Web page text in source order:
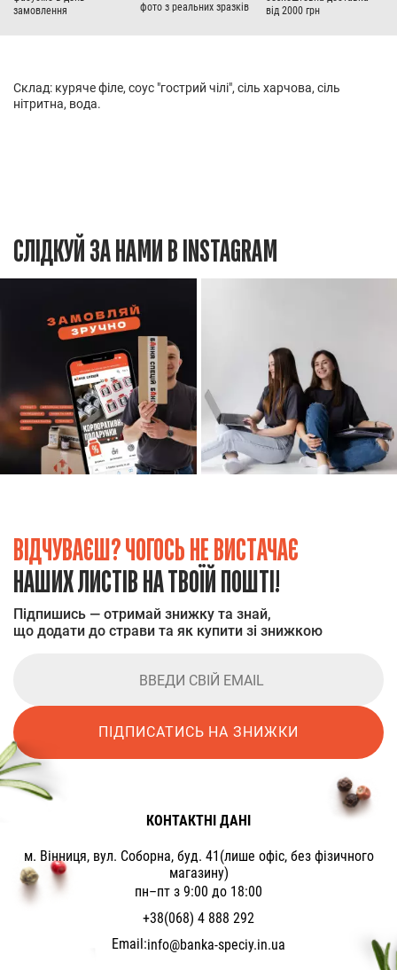
замовлення
фото з реальних зразків
від 2000 грн
Склад: куряче філе, соус "гострий чілі", сіль харчова, сіль
нітритна, вода.
СЛІДКУЙ ЗА НАМИ В INSTAGRAM
ВІДЧУВАЄШ? ЧОГОСЬ НЕ ВИСТАЧАЄ
НАШИХ ЛИСТІВ НА ТВОЇЙ ПОШТІ!
Підпишись — отримай знижку та знай,
що додати до страви та як купити зі знижкою
ПІДПИСАТИСЬ НА ЗНИЖКИ
КОНТАКТНІ ДАНІ
м. Вінниця, вул. Соборна, буд. 41(лише офіс, без фізичного
магазину)
пн–пт з 9:00 до 18:00
+38(068) 4 888 292
Email:info@banka-speciy.in.ua